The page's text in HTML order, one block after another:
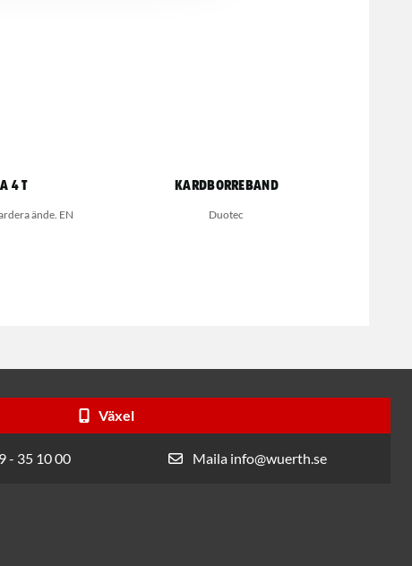
4 T
ände. EN
Kardborreband
Duotec
Växel
- 35 10 00 Maila info@wuerth.se